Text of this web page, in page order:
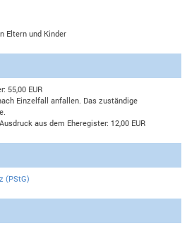
Eltern und Kinder
55,00 EUR
Einzelfall anfallen. Das zuständige
aus dem Eheregister: 12,00 EUR
(PStG)